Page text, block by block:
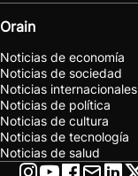
Orain
Noticias de economía
Noticias de sociedad
Noticias internacionales
Noticias de política
Noticias de cultura
Noticias de tecnología
Noticias de salud